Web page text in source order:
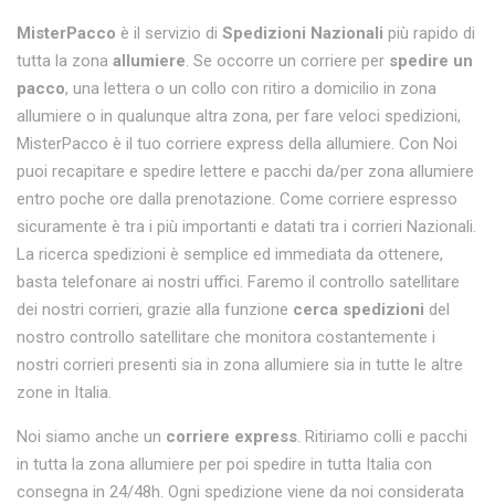
MisterPacco è il servizio di Spedizioni Nazionali più rapido di
tutta la zona allumiere. Se occorre un corriere per spedire un
pacco, una lettera o un collo con ritiro a domicilio in zona
allumiere o in qualunque altra zona, per fare veloci spedizioni,
MisterPacco è il tuo corriere express della allumiere. Con Noi
puoi recapitare e spedire lettere e pacchi da/per zona allumiere
entro poche ore dalla prenotazione. Come corriere espresso
sicuramente è tra i più importanti e datati tra i corrieri Nazionali.
La ricerca spedizioni è semplice ed immediata da ottenere,
basta telefonare ai nostri uffici. Faremo il controllo satellitare
dei nostri corrieri, grazie alla funzione cerca spedizioni del
nostro controllo satellitare che monitora costantemente i
nostri corrieri presenti sia in zona allumiere sia in tutte le altre
zone in Italia.
Noi siamo anche un corriere express. Ritiriamo colli e pacchi
in tutta la zona allumiere per poi spedire in tutta Italia con
consegna in 24/48h. Ogni spedizione viene da noi considerata